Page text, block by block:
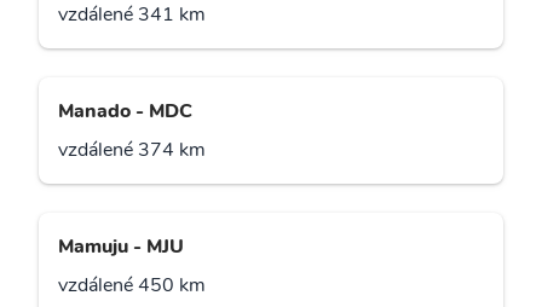
vzdálené 341 km
Manado - MDC
vzdálené 374 km
Mamuju - MJU
vzdálené 450 km